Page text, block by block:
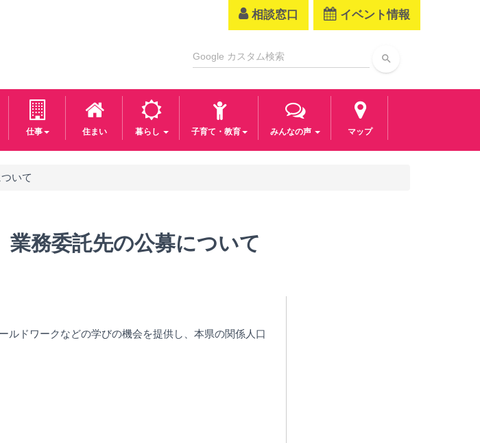
相談窓口 イベント情報
search
仕事 住まい 暮らし 子育て・教育 みんなの声 マップ
いて
業務委託先の公募について
ルドワークなどの学びの機会を提供し、本県の関係人口